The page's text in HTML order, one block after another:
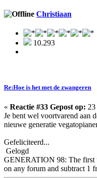
Christiaan
10.293
Re:Hoe is het met de zwangeren
« Reactie #33 Gepost op:
Je bent wel voortvarend aan
nieuwe generatie
Gefeliciteerd...
Gelogd
GENERATION 98: The first
on any forum and subtract 1